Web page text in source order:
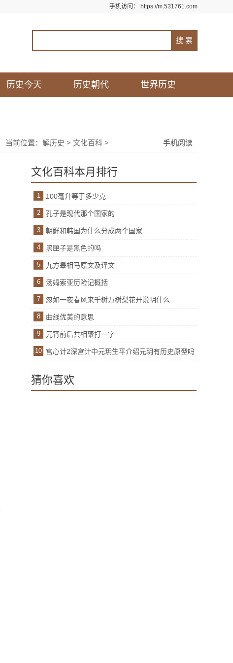
手机访问： https://m.531761.com
历史今天 历史朝代 世界历史
当前位置： 解历史 > 文化百科 > 手机阅读
文化百科本月排行
1 100毫升等于多少克
2 孔子是现代那个国家的
3 朝鲜和韩国为什么分成两个国家
4 黑匣子是黑色的吗
5 九方皋相马原文及译文
6 汤姆索亚历险记概括
7 忽如一夜春风来千树万树梨花开说明什么
8 曲线优美的意思
9 元宵前后共相聚打一字
10 宫心计2深宫计中元玥生平介绍元玥有历史原型吗
猜你喜欢